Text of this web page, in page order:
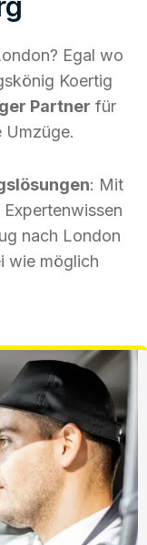
Egal wo
Koertig
Partner für
Umzüge.
: Mit
nach London
wie möglich